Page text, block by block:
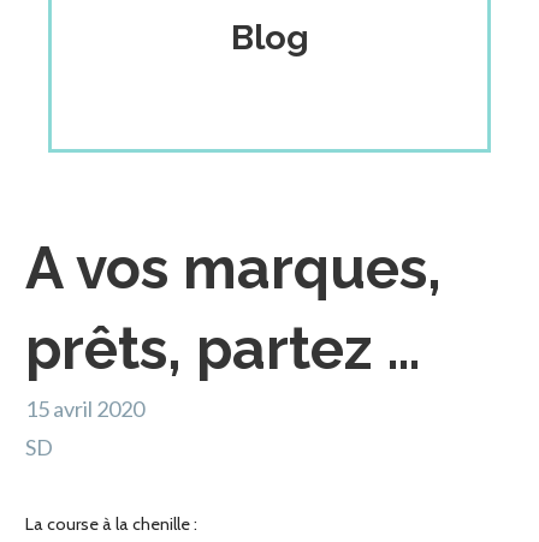
Blog
A vos marques,
prêts, partez …
15 avril 2020
SD
La course à la chenille :